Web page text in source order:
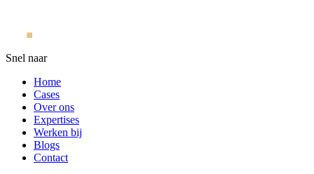
Snel naar
Home
Cases
Over ons
Expertises
Werken bij
Blogs
Contact